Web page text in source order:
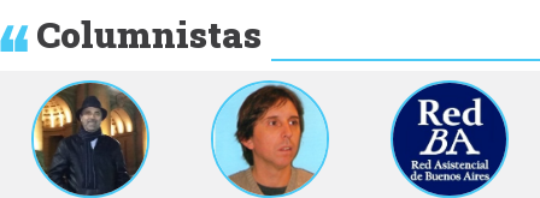
Columnistas